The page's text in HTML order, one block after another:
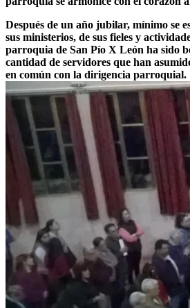
Después de un año jubilar, mínimo se
sus ministerios, de sus fieles y
parroquia de San Pío X León ha sido
cantidad de servidores que han
en común con la dirigencia parroquial.